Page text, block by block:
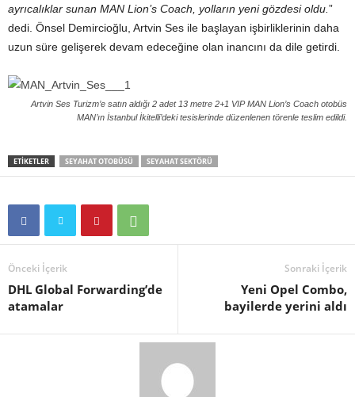
ayrıcalıklar sunan MAN Lion’s Coach, yolların yeni gözdesi oldu. ”
dedi. Önsel Demircioğlu, Artvin Ses ile başlayan işbirliklerinin daha
uzun süre gelişerek devam edeceğine olan inancını da dile getirdi.
Artvin Ses Turizm’e satın aldığı 2 adet 13 metre 2+1 VIP MAN Lion’s Coach otobüs
MAN’ın İstanbul İkitelli’deki tesislerinde düzenlenen törenle teslim edildi.
ETIKETLER SEYAHAT OTOBÜSÜ SEYAHAT SEKTÖRÜ
Önceki İçerik
DHL Global Forwarding’de
atamalar
Sonraki İçerik
Yeni Opel Combo,
bayilerde yerini aldı